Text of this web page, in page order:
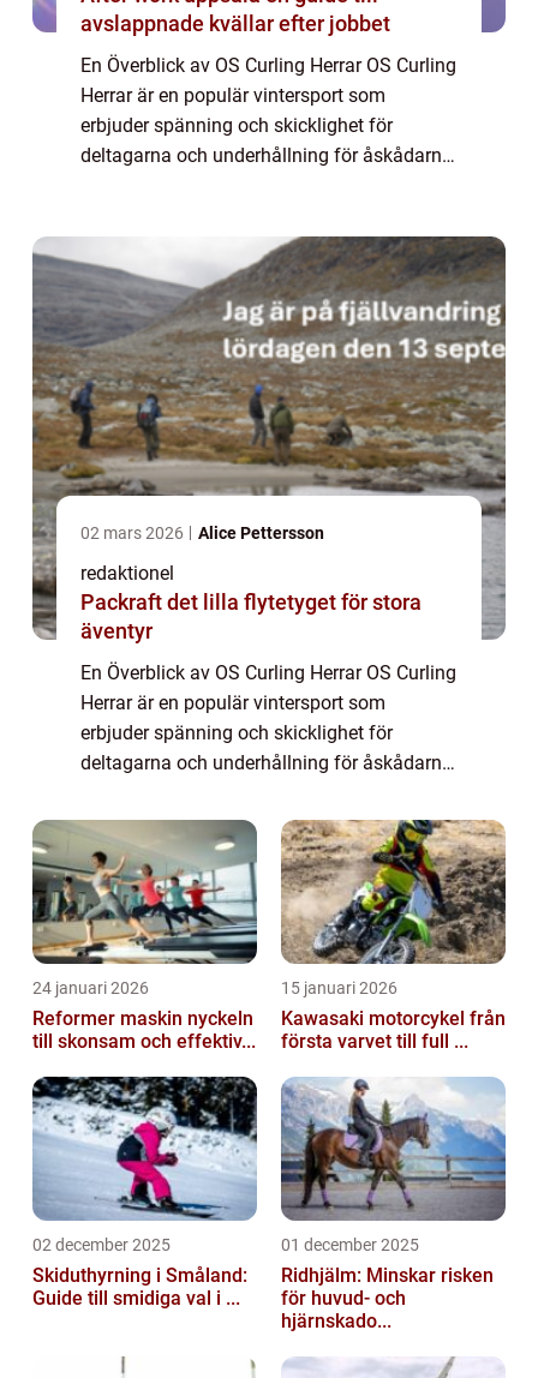
avslappnade kvällar efter jobbet
En Överblick av OS Curling Herrar OS Curling
Herrar är en populär vintersport som
erbjuder spänning och skicklighet för
deltagarna och underhållning för åskådarna.
02 mars 2026 Alice Pettersson
redaktionel
Packraft det lilla flytetyget för stora
äventyr
En Överblick av OS Curling Herrar OS Curling
Herrar är en populär vintersport som
erbjuder spänning och skicklighet för
deltagarna och underhållning för åskådarna.
aspekter av sporten, inklusive dess olika...
24 januari 2026
Reformer maskin nyckeln
till skonsam och effektiv...
15 januari 2026
Kawasaki motorcykel från
första varvet till full ...
02 december 2025
Skiduthyrning i Småland:
Guide till smidiga val i ...
01 december 2025
Ridhjälm: Minskar risken
för huvud- och
hjärnskado...